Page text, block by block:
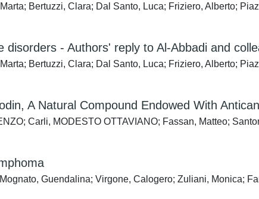
Bertuzzi, Clara; Dal Santo, Luca; Friziero, Alberto;
- Authors' reply to Al-Abbadi and
Bertuzzi, Clara; Dal Santo, Luca; Friziero, Alberto;
A Natural Compound Endowed With
Carli, MODESTO OTTAVIANO; Fassan, Matteo;
Guendalina; Virgone, Calogero; Zuliani, Monica;